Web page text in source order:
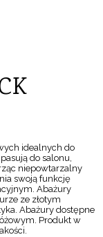
idealnych do
do salonu,
niepowtarzalny
swoją funkcję
Abażury
ze złotym
Abażury dostępne
Produkt w